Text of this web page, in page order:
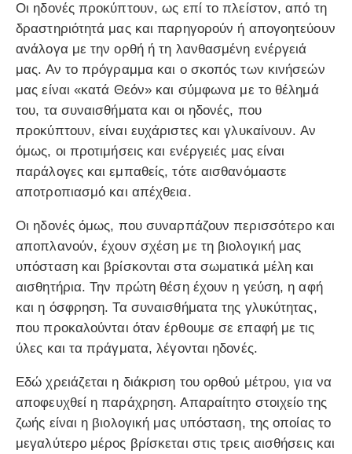
Οι ηδονές προκύπτουν, ως επί το πλείστον, από τη
δραστηριότητά μας και παρηγορούν ή απογοητεύουν
ανάλογα με την ορθή ή τη λανθασμένη ενέργειά
μας. Αν το πρόγραμμα και ο σκοπός των κινήσεών
μας είναι «κατά Θεόν» και σύμφωνα με το θέλημά
του, τα συναισθήματα και οι ηδονές, που
προκύπτουν, είναι ευχάριστες και γλυκαίνουν. Αν
όμως, οι προτιμήσεις και ενέργειές μας είναι
παράλογες και εμπαθείς, τότε αισθανόμαστε
αποτροπιασμό και απέχθεια.
Οι ηδονές όμως, που συναρπάζουν περισσότερο και
αποπλανούν, έχουν σχέση με τη βιολογική μας
υπόσταση και βρίσκονται στα σωματικά μέλη και
αισθητήρια. Την πρώτη θέση έχουν η γεύση, η αφή
και η όσφρηση. Τα συναισθήματα της γλυκύτητας,
που προκαλούνται όταν έρθουμε σε επαφή με τις
ύλες και τα πράγματα, λέγονται ηδονές.
Εδώ χρειάζεται η διάκριση του ορθού μέτρου, για να
αποφευχθεί η παράχρηση. Απαραίτητο στοιχείο της
ζωής είναι η βιολογική μας υπόσταση, της οποίας το
μεγαλύτερο μέρος βρίσκεται στις τρεις αισθήσεις και